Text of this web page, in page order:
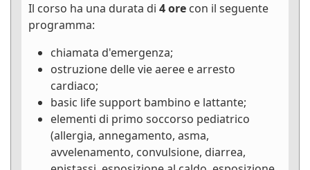
Il corso ha una durata di 4 ore con il seguente
programma:
chiamata d'emergenza;
ostruzione delle vie aeree e arresto
cardiaco;
basic life support bambino e lattante;
elementi di primo soccorso pediatrico
(allergia, annegamento, asma,
avvelenamento, convulsione, diarrea,